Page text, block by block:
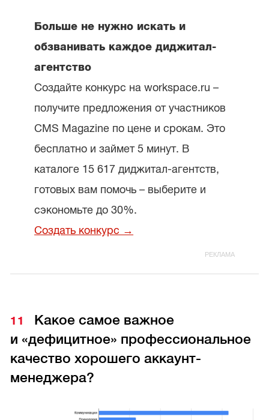
Больше не нужно искать и
обзванивать каждое диджитал-
агентство
Создайте конкурс на workspace.ru –
получите предложения от участников
CMS Magazine по цене и срокам. Это
бесплатно и займет 5 минут. В
каталоге 15 617 диджитал-агентств,
готовых вам помочь – выберите и
сэкономьте до 30%.
Создать конкурс →
Какое самое важное
и «дефицитное» профессиональное
качество хорошего аккаунт-
менеджера?